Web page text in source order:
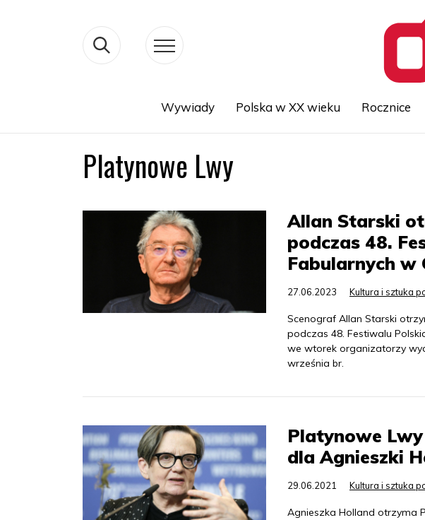
Wywiady Polska w XX wieku Rocznice
Platynowe Lwy
Allan Starski
podczas 48.
Fabularnych w
27.06.2023 Kultura i sztuka
Scenograf Allan Starski
podczas 48. Festiwalu
we wtorek organizatorzy
września br.
Platynowe
dla Agnieszki
29.06.2021 Kultura i sztuka
Agnieszka Holland otrzyma